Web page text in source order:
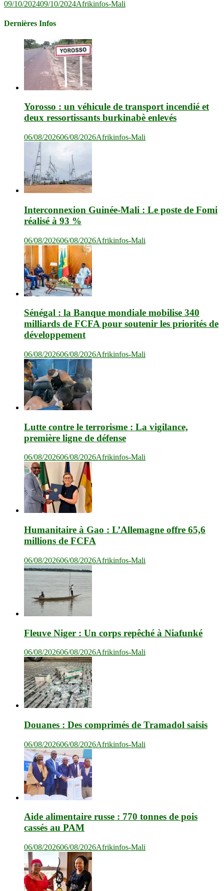
09/10/202409/10/2024Afrikinfos-Mali
Dernières Infos
Yorosso : un véhicule de transport incendié et
deux ressortissants burkinabè enlevés
06/08/202606/08/2026Afrikinfos-Mali
Interconnexion Guinée-Mali : Le poste de Fomi
réalisé à 93 %
06/08/202606/08/2026Afrikinfos-Mali
Sénégal : la Banque mondiale mobilise 340
milliards de FCFA pour soutenir les priorités de
développement
06/08/202606/08/2026Afrikinfos-Mali
Lutte contre le terrorisme : La vigilance,
première ligne de défense
06/08/202606/08/2026Afrikinfos-Mali
Humanitaire à Gao : L’Allemagne offre 65,6
millions de FCFA
06/08/202606/08/2026Afrikinfos-Mali
Fleuve Niger : Un corps repêché à Niafunké
06/08/202606/08/2026Afrikinfos-Mali
Douanes : Des comprimés de Tramadol saisis
06/08/202606/08/2026Afrikinfos-Mali
Aide alimentaire russe : 770 tonnes de pois
cassés au PAM
06/08/202606/08/2026Afrikinfos-Mali